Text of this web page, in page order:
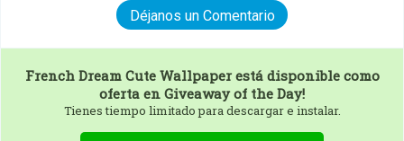
Déjanos un Comentario
French Dream Cute Wallpaperestá disponible como
oferta en Giveaway of the Day!
Tienes tiempo limitado para descargar e instalar.